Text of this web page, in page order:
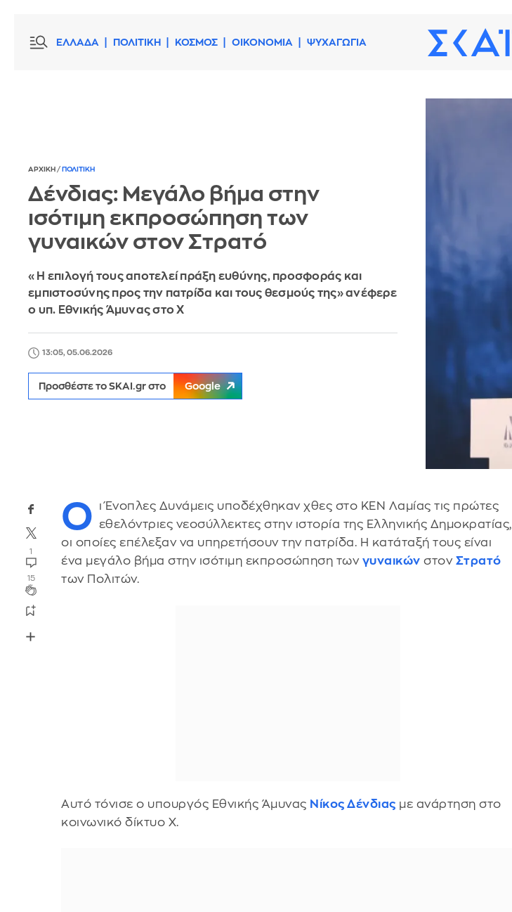
ΕΛΛΑΔΑ ΠΟΛΙΤΙΚΗ ΚΟΣΜΟΣ ΟΙΚΟΝΟΜΙΑ ΨΥΧΑΓΩΓΙΑ
ΑΡΧΙΚΗ / ΠΟΛΙΤΙΚΗ
Δένδιας: Μεγάλο βήμα στην
ισότιμη εκπροσώπηση των
γυναικών στον Στρατό
«Η επιλογή τους αποτελεί πράξη ευθύνης, προσφοράς και
εμπιστοσύνης προς την πατρίδα και τους θεσμούς της» ανέφερε
ο υπ. Εθνικής Άμυνας στο X
13:05, 05.06.2026
Προσθέστε το SKAI.gr στο Google
1
15
Ο
ι Ένοπλες Δυνάμεις υποδέχθηκαν χθες στο ΚΕΝ Λαμίας τις πρώτες
εθελόντριες νεοσύλλεκτες στην ιστορία της Ελληνικής Δημοκρατίας,
οι οποίες επέλεξαν να υπηρετήσουν την πατρίδα. Η κατάταξή τους είναι
ένα μεγάλο βήμα στην ισότιμη εκπροσώπηση των γυναικών στον Στρατό
των Πολιτών.
Αυτό τόνισε ο υπουργός Εθνικής Άμυνας Νίκος Δένδιας με ανάρτηση στο
κοινωνικό δίκτυο Χ.